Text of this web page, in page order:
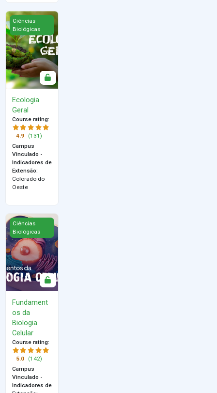
Ecologia Geral
Ciências
Biológicas
Ecologia
Geral
Course rating:
4.9
(131)
Campus
Vinculado -
Indicadores de
Extensão:
Colorado do
Oeste
Fundamentos da Biologia Celular
Ciências
Biológicas
Fundament
os da
Biologia
Celular
Course rating:
5.0
(142)
Campus
Vinculado -
Indicadores de